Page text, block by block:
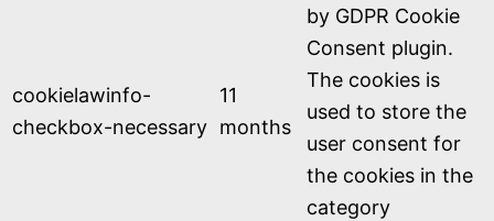
cookielawinfo-
checkbox-necessary
11
months
by GDPR Cookie
Consent plugin.
The cookies is
used to store the
user consent for
the cookies in the
category